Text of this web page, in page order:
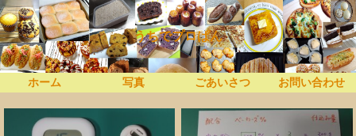
うちでプロぱん
ホーム 写真 ごあいさつ お問い合わせ